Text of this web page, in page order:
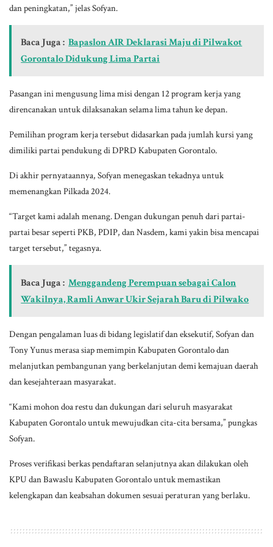
dan peningkatan,” jelas Sofyan.
Baca Juga : Bapaslon AIR Deklarasi Maju di Pilwakot
Gorontalo Didukung Lima Partai
Pasangan ini mengusung lima misi dengan 12 program kerja yang
direncanakan untuk dilaksanakan selama lima tahun ke depan.
Pemilihan program kerja tersebut didasarkan pada jumlah kursi yang
dimiliki partai pendukung di DPRD Kabupaten Gorontalo.
Di akhir pernyataannya, Sofyan menegaskan tekadnya untuk
memenangkan Pilkada 2024.
“Target kami adalah menang. Dengan dukungan penuh dari partai-
partai besar seperti PKB, PDIP, dan Nasdem, kami yakin bisa mencapai
target tersebut,” tegasnya.
Baca Juga : Menggandeng Perempuan sebagai Calon
Wakilnya, Ramli Anwar Ukir Sejarah Baru di Pilwako
Dengan pengalaman luas di bidang legislatif dan eksekutif, Sofyan dan
Tony Yunus merasa siap memimpin Kabupaten Gorontalo dan
melanjutkan pembangunan yang berkelanjutan demi kemajuan daerah
dan kesejahteraan masyarakat.
“Kami mohon doa restu dan dukungan dari seluruh masyarakat
Kabupaten Gorontalo untuk mewujudkan cita-cita bersama,” pungkas
Sofyan.
Proses verifikasi berkas pendaftaran selanjutnya akan dilakukan oleh
KPU dan Bawaslu Kabupaten Gorontalo untuk memastikan
kelengkapan dan keabsahan dokumen sesuai peraturan yang berlaku.